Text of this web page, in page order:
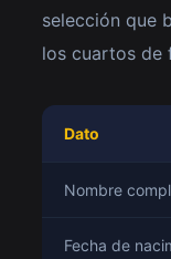
selección que
los cuartos de
Dato
Nombre
Fecha de